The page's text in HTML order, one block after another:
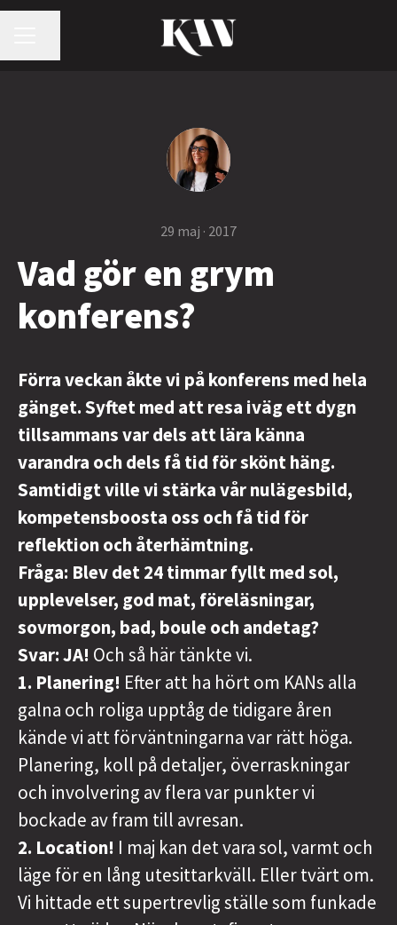
29 maj · 2017
Vad gör en grym
konferens?
Förra veckan åkte vi på konferens med hela
gänget.Syftet med att resa iväg ett dygn
tillsammans var dels att lära känna
varandra och dels få tid för skönt häng.
Samtidigt ville vi stärka vår nulägesbild,
kompetensboosta oss och få tid för
reflektion och återhämtning.
Fråga: Blev det 24 timmar fyllt med sol,
upplevelser, god mat, föreläsningar,
sovmorgon, bad, boule och andetag?
Svar: JA! Och så här tänkte vi.
1. Planering! Efter att ha hört om KANs alla
galna och roliga upptåg de tidigare åren
kände vi att förväntningarna var rätt höga.
Planering, koll på detaljer, överraskningar
och involvering av flera var punkter vi
bockade av fram till avresan.
2. Location! I maj kan det vara sol, varmt och
läge för en lång utesittarkväll. Eller tvärt om.
Vi hittade ett supertrevlig ställe som funkade